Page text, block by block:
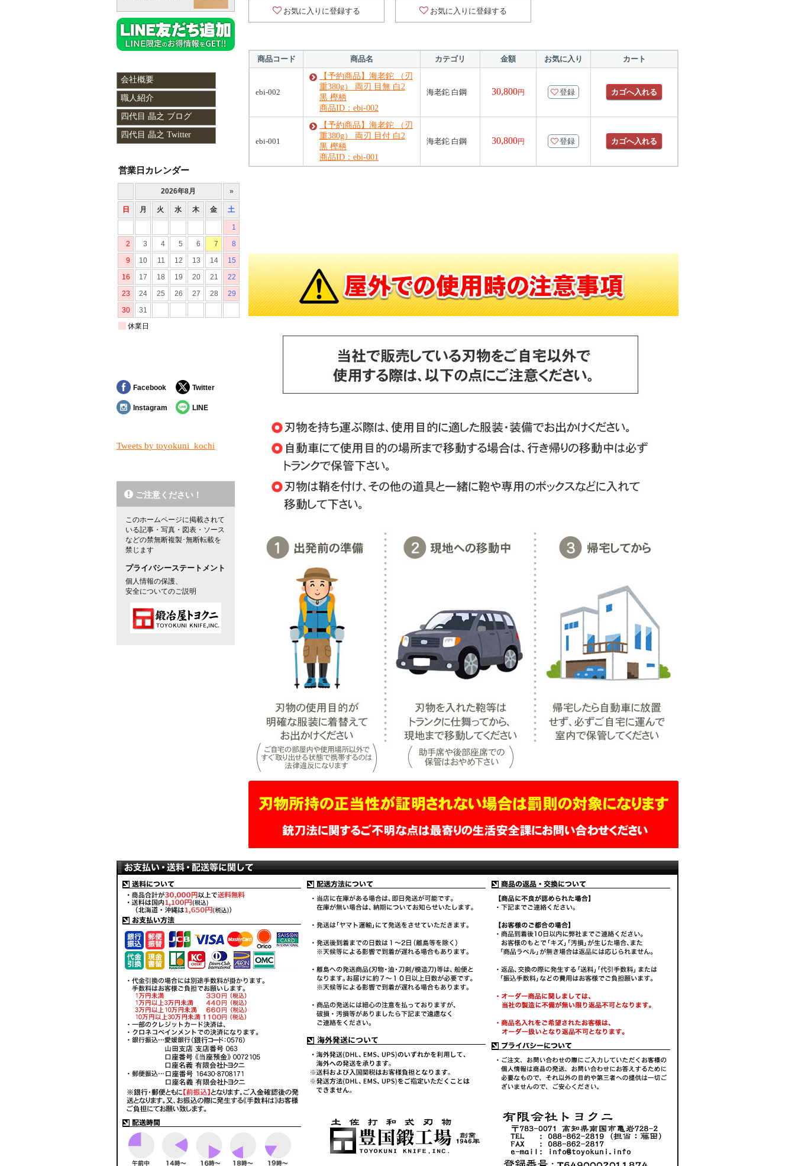
お気に入りに登録する お気に入りに登録する
商品コード 商品名 カテゴリ 金額 お気に入り カート
ebi-002
【予約商品】海老鉈 （刃
重380g） 両刃 目無 白2
黒 樫柄
商品ID：ebi-002
海老鉈 白鋼 30,800円 登録 カゴへ入れる
ebi-001
【予約商品】海老鉈 （刃
重380g） 両刃 目付 白2
黒 樫柄
商品ID：ebi-001
海老鉈 白鋼 30,800円 登録 カゴへ入れる
会社概要
職人紹介
四代目 晶之 ブログ
四代目 晶之 Twitter
営業日カレンダー
Facebook Twitter
Instagram LINE
Tweets by toyokuni_kochi
ご注意ください！
このホームページに掲載されて
いる記事・写真・図表・ソース
などの禁無断複製･無断転載を
禁じます
プライバシーステートメント
個人情報の保護、
安全についてのご説明